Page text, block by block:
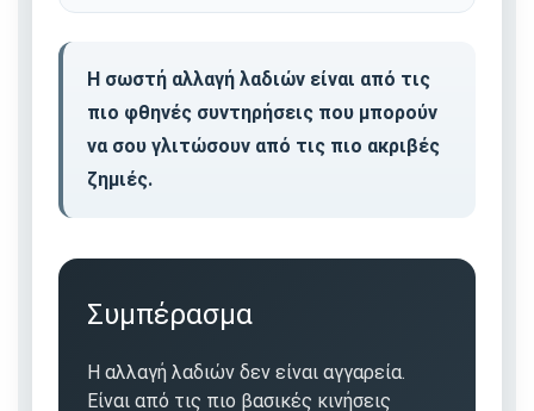
Η σωστή αλλαγή λαδιών είναι από τις
πιο φθηνές συντηρήσεις που μπορούν
να σου γλιτώσουν από τις πιο ακριβές
ζημιές.
Συμπέρασμα
Η αλλαγή λαδιών δεν είναι αγγαρεία.
Είναι από τις πιο βασικές κινήσεις